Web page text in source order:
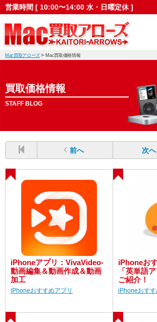
営業時間 [ 10:00〜14:00 水・日曜定休 ]
Mac買取アローズ >Mac買取価格情報
買取価格情報
STAFF BLOG
前へ 次へ
iPhoneアプリ：VivaVideo-
動画編集＆動画作成＆動画
加工
iPhoneおすすめアプリ
iPhoneお
「英単語
ご紹介！
iPhoneおすす